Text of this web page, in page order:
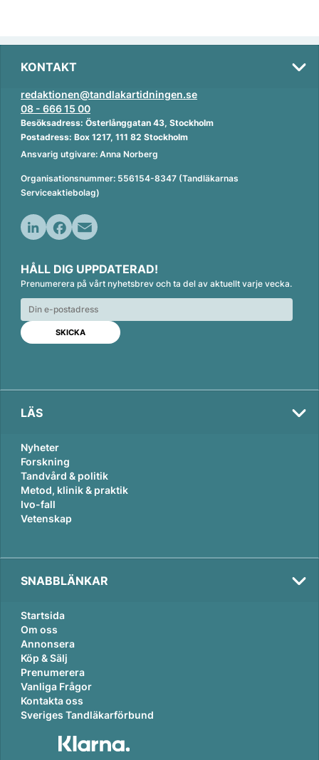
KONTAKT
redaktionen@tandlakartidningen.se
08 - 666 15 00
Besöksadress: Österlånggatan 43, Stockholm
Postadress: Box 1217, 111 82 Stockholm
Ansvarig utgivare: Anna Norberg
Organisationsnummer: 556154-8347 (Tandläkarnas
Serviceaktiebolag)
n
k
e
d
n
c
e
b
o
o
k
a
i
l
HÅLL DIG UPPDATERAD!
Prenumerera på vårt nyhetsbrev och ta del av aktuellt varje vecka.
LÄS
Nyheter
Forskning
Tandvård & politik
Metod, klinik & praktik
Ivo-fall
Vetenskap
SNABBLÄNKAR
Startsida
Om oss
Annonsera
Köp & Sälj
Prenumerera
Vanliga Frågor
Kontakta oss
Sveriges Tandläkarförbund